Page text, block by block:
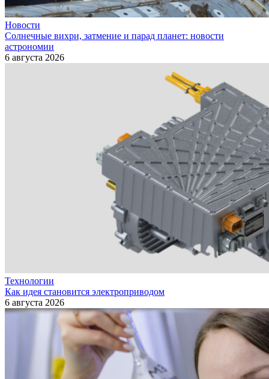
Новости
Солнечные вихри, затмение и парад планет: новости
астрономии
6 августа 2026
Технологии
Как идея становится электроприводом
6 августа 2026